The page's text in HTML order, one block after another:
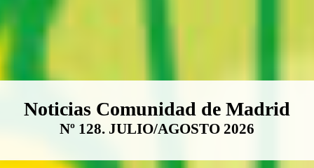
Boletín Noticias Comunidad de
Noticias Comunidad de Madrid
Nº 128. JULIO/AGOSTO 2026